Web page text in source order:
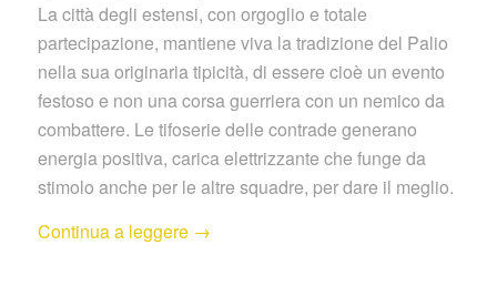
La città degli estensi, con orgoglio e totale
partecipazione, mantiene viva la tradizione del Palio
nella sua originaria tipicità, di essere cioè un evento
festoso e non una corsa guerriera con un nemico da
combattere. Le tifoserie delle contrade generano
energia positiva, carica elettrizzante che funge da
stimolo anche per le altre squadre, per dare il meglio.
Continua a leggere→